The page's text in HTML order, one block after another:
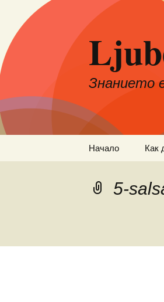
съдържанието
Знанието
Начало Как
5-